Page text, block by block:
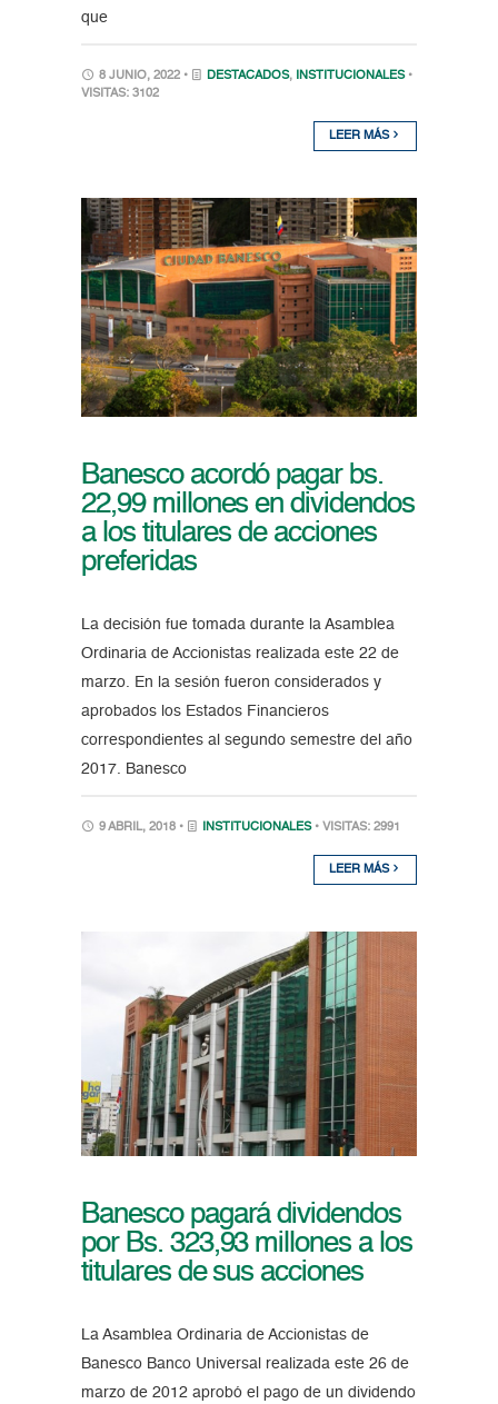
que
8 JUNIO, 2022 • DESTACADOS, INSTITUCIONALES •
VISITAS: 3102
LEER MÁS
Banesco acordó pagar bs.
22,99 millones en dividendos
a los titulares de acciones
preferidas
La decisión fue tomada durante la Asamblea
Ordinaria de Accionistas realizada este 22 de
marzo. En la sesión fueron considerados y
aprobados los Estados Financieros
correspondientes al segundo semestre del año
2017. Banesco
9 ABRIL, 2018 • INSTITUCIONALES • VISITAS: 2991
LEER MÁS
Banesco pagará dividendos
por Bs. 323,93 millones a los
titulares de sus acciones
La Asamblea Ordinaria de Accionistas de
Banesco Banco Universal realizada este 26 de
marzo de 2012 aprobó el pago de un dividendo